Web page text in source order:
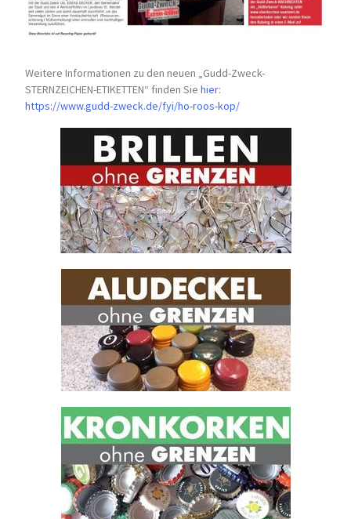
Weitere Informationen zu den neuen „Gudd-Zweck-
STERNZEICHEN-ETIKETTEN“ finden Siehier:
https://www.gudd-zweck.de/fyi/ho-roos-kop/